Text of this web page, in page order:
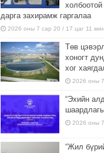
дарга захирамж гаргалаа
2026 оны 7 сар 20 / 17 цаг 11
Төв
хоногт
хог
2026 оны
“Эхийн
2026 оны
“Жил